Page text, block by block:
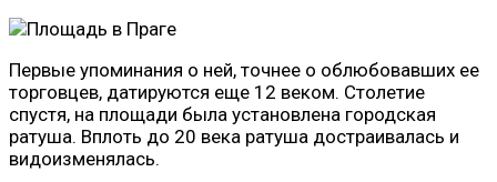
Первые упоминания о ней, точнее о облюбовавших ее
торговцев, датируются еще 12 веком. Столетие
спустя, на площади была установлена городская
ратуша. Вплоть до 20 века ратуша достраивалась и
видоизменялась.